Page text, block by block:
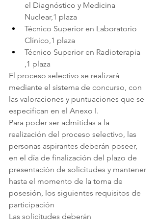
el Diagnóstico y Medicina
Nuclear,1 plaza
Técnico Superior en Laboratorio
Clínico,1 plaza
Técnico Superior en Radioterapia
,1 plaza
El proceso selectivo se realizará
mediante el sistema de concurso, con
las valoraciones y puntuaciones que se
especifican en el Anexo I.
Para poder ser admitidas a la
realización del proceso selectivo, las
personas aspirantes deberán poseer,
en el día de finalización del plazo de
presentación de solicitudes y mantener
hasta el momento de la toma de
posesión, los siguientes requisitos de
participación
Las solicitudes deberán